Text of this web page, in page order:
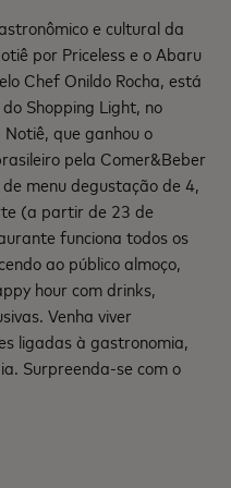
e cultural da
por Priceless e o Abaru
Chef Onildo Rocha, está
Shopping Light, no
que ganhou o
pela Comer&Beber
menu degustação de 4,
(a partir de 23 de
funciona todos os
ao público almoço,
hour com drinks,
Venha viver
ligadas à gastronomia,
Surpreenda-se com o